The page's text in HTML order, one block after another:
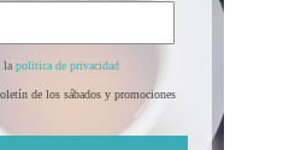
la politica de privacidad
de los sábados y promociones